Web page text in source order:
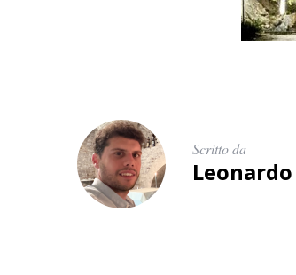
Scritto da